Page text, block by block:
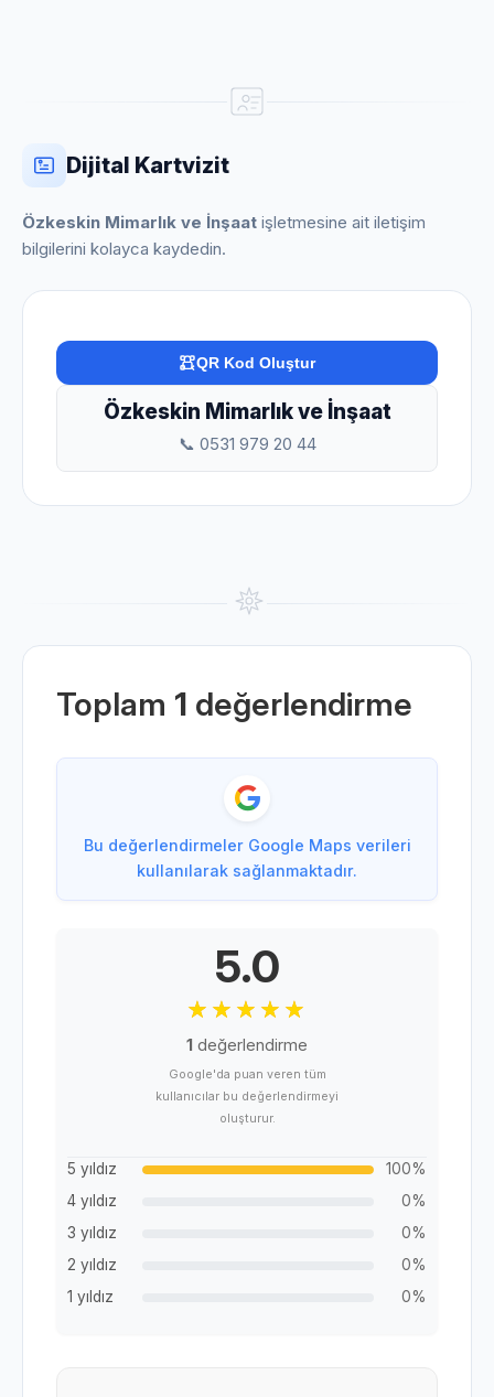
Dijital Kartvizit
Özkeskin Mimarlık ve İnşaat işletmesine ait iletişim
bilgilerini kolayca kaydedin.
QR Kod Oluştur
Özkeskin Mimarlık ve İnşaat
📞 0531 979 20 44
Toplam 1 değerlendirme
Bu değerlendirmeler Google Maps verileri
kullanılarak sağlanmaktadır.
5.0
1 değerlendirme
Google'da puan veren tüm
kullanıcılar bu değerlendirmeyi
oluşturur.
5 yıldız
100%
4 yıldız
0%
3 yıldız
0%
2 yıldız
0%
1 yıldız
0%